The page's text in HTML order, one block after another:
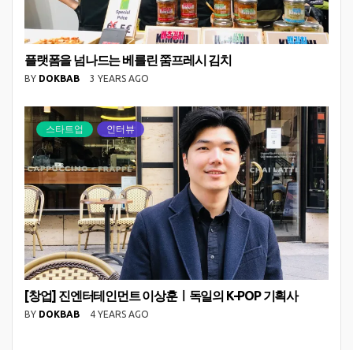
플랫폼을 넘나드는 베를린 쭘프레시 김치
BY DOKBAB 3 YEARS AGO
스타트업 인터뷰
[창업] 진엔터테인먼트 이상훈ㅣ독일의 K-POP 기획사
BY DOKBAB 4 YEARS AGO